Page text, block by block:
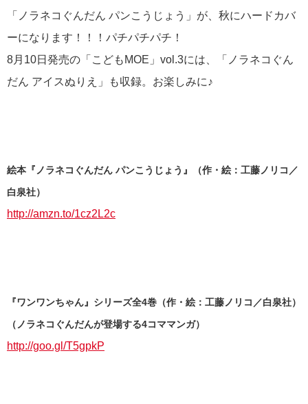
「ノラネコぐんだん パンこうじょう」が、秋にハードカバ
ーになります！！！パチパチパチ！
8月10日発売の「こどもMOE」vol.3には、「ノラネコぐん
だん アイスぬりえ」も収録。お楽しみに♪
絵本『ノラネコぐんだん パンこうじょう』（作・絵：工藤ノリコ／
白泉社）
http://amzn.to/1cz2L2c
『ワンワンちゃん』シリーズ全4巻（作・絵：工藤ノリコ／白泉社）
（ノラネコぐんだんが登場する4コママンガ）
http://goo.gl/T5gpkP